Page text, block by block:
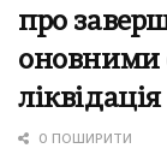
про
оновними
0 ПОШИРИТИ